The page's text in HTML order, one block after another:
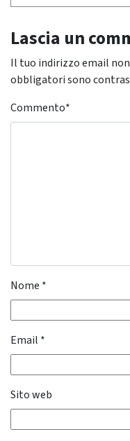
Lascia un
Il tuo indirizzo email
obbligatori sono
Commento*
Nome *
Email *
Sito web